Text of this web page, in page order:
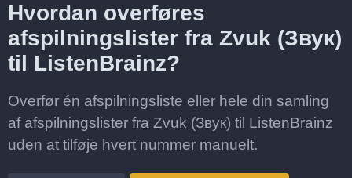
Hvordan overføres
afspilningslister fra Zvuk (Звук)
til ListenBrainz?
Overfør én afspilningsliste eller hele din samling
af afspilningslister fra Zvuk (Звук) til ListenBrainz
uden at tilføje hvert nummer manuelt.